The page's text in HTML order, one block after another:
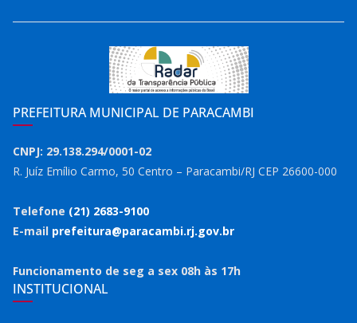
PREFEITURA MUNICIPAL DE PARACAMBI
CNPJ: 29.138.294/0001-02
R. Juíz Emílio Carmo, 50 Centro – Paracambi/RJ CEP 26600-000
Telefone (21) 2683-9100
E-mail prefeitura@paracambi.rj.gov.br
Funcionamento de seg a sex 08h às 17h
INSTITUCIONAL